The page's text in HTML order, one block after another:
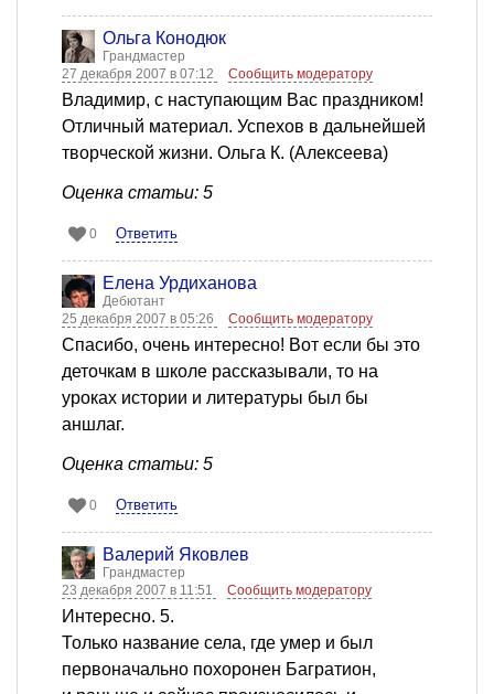
Ольга Конодюк
Грандмастер
27 декабря 2007 в 07:12
Сообщить модератору
Владимир, с наступающим Вас праздником!
Отличный материал. Успехов в дальнейшей
творческой жизни. Ольга К. (Алексеева)
Оценка статьи: 5
0 Ответить
Елена Урдиханова
Дебютант
25 декабря 2007 в 05:26
Сообщить модератору
Спасибо, очень интересно! Вот если бы это
деточкам в школе рассказывали, то на
уроках истории и литературы был бы
аншлаг.
Оценка статьи: 5
0 Ответить
Валерий Яковлев
Грандмастер
23 декабря 2007 в 11:51
Сообщить модератору
Интересно. 5.
Только название села, где умер и был
первоначально похоронен Багратион,